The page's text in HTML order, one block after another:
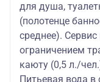
для душа,
(полотенце
среднее).
ограничением
каюту (0,5 л./
Питьевая вода в